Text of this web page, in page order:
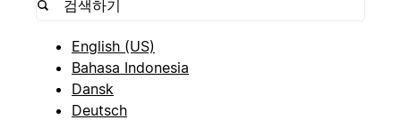
English (US)
Bahasa Indonesia
Dansk
Deutsch